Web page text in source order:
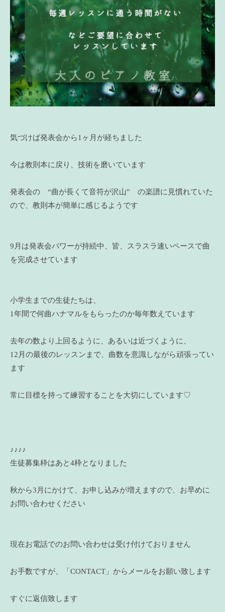
気づけば発表会から1ヶ月が経ちました
今は教則本に戻り、技術を磨いています
発表会の “曲が長くて音符が沢山” の楽譜に見慣れていた
ので、教則本が簡単に感じるようです
9月は発表会パワーが持続中、皆、スラスラ速いペースで曲
を完成させています
小学生までの生徒たちは、
1年間で何曲ハナマルをもらったのか毎年数えています
去年の数より上回るように、あるいは近づくように、
12月の最後のレッスンまで、曲数を意識しながら頑張ってい
ます
常に目標を持って練習することを大切にしています♡
♪♪♪♪
生徒募集枠はあと4枠となりました
秋から3月にかけて、お申し込みが増えますので、お早めに
お問い合わせください
現在お電話でのお問い合わせは受け付けておりません
お手数ですが、「CONTACT」からメールをお願い致します
すぐに返信致します